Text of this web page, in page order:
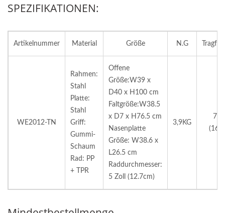
SPEZIFIKATIONEN:
Artikelnummer Material Größe N.G
WE2012-TN
Rahmen:
Stahl
Platte:
Stahl
Griff:
Gummi-
Schaum
Rad: PP
+ TPR
Offene
Größe:W39 x
D40 x H100 cm
Faltgröße:W38.5
x D7 x H76.5 cm
Nasenplatte
Größe: W38.6 x
L26.5 cm
Raddurchmesser:
5 Zoll (12.7cm)
3,9KG